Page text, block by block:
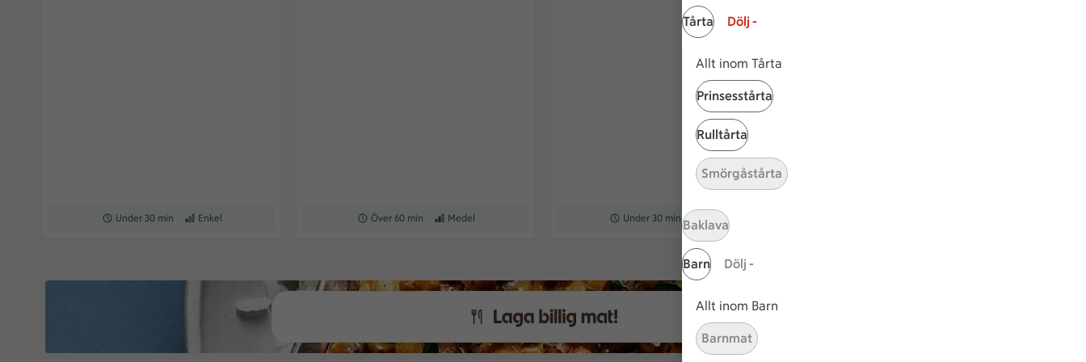
Tårta Dölj -
Allt inom Tårta
Prinsesstårta
Rulltårta
Smörgåstårta
Baklava
Barn Dölj -
Allt inom Barn
Barnmat
Receptet tar Under 30 min att tillaga
Under 30 min Receptet har Enkel svårighetsgrad
Enkel Receptet tar Över 60 min att tillaga
Över 60 min Receptet har Medel svårighetsgrad
Medel Receptet tar Under 30 min att tillaga
Under 30 min Receptet har Medel svårighetsgrad
Medel